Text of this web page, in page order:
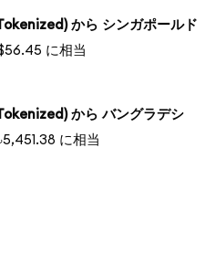
から シンガポールド
に相当
から バングラデシ
に相当